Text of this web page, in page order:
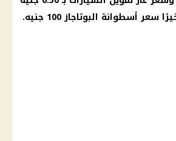
أسطوانة البوتاجاز 100 جنيه.